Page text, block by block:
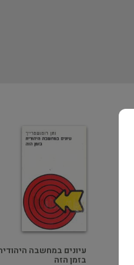
עיונים במחשבה
בזמן הזה